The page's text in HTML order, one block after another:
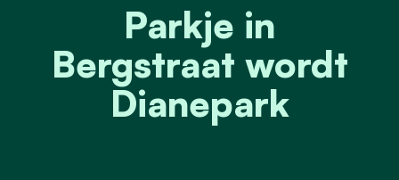
Parkje in
Bergstraat wordt
Dianepark